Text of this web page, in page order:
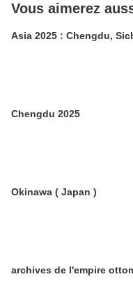
Vous aimerez
Asia 2025 : Chengdu,
Chengdu 2025
Okinawa ( Japan )
archives de l'empire